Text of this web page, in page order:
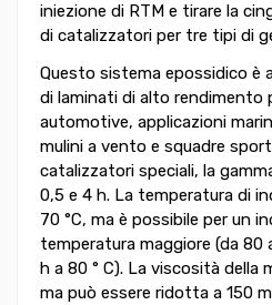
iniezione di RTM e tirare la
di catalizzatori per tre tipi di
Questo sistema epossidico è
di laminati di alto rendimento
automotive, applicazioni
mulini a vento e squadre
catalizzatori speciali, la
0,5 e 4 h. La temperatura di
70 °C, ma è possibile per un
temperatura maggiore (da 80
h a 80 ° C). La viscosità della
ma può essere ridotta a 150